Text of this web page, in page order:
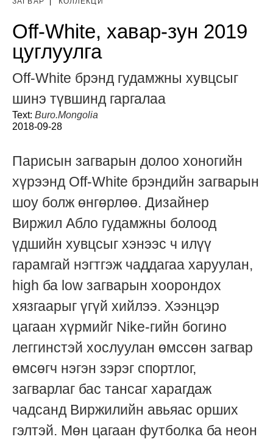
Off-White, хавар-зун 2019
цуглуулга
Off-White брэнд гудамжны хувцсыг
шинэ түвшинд гаргалаа
Text: Buro.Mongolia
2018-09-28
Парисын загварын долоо хоногийн
хүрээнд Off-White брэндийн загварын
шоу болж өнгөрлөө. Дизайнер
Виржил Абло гудамжны болоод
үдшийн хувцсыг хэнээс ч илүү
гарамгай нэгтгэж чаддагаа харуулан,
high ба low загварын хоорондох
хязгаарыг үгүй хийлээ. Хээнцэр
цагаан хүрмийг Nike-гийн богино
леггинстэй хослуулан өмссөн загвар
өмсөгч нэгэн зэрэг спортлог,
загварлаг бас тансаг харагдаж
чадсанд Виржилийн авьяас орших
гэлтэй. Мөн цагаан футболка ба неон